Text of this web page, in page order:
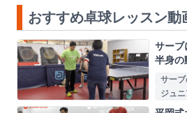
おすすめ卓球レッスン動
サーブ
半身
サー
ジュニ